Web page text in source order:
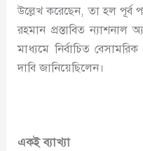
উল্লেখ করেছেন, তা হল পূর্ব
রহমান প্রস্তাবিত ন্যাশনাল
মাধ্যমে নির্বাচিত বেসামরিক
দাবি জানিয়েছিলেন।
একই ব্যাখ্যা